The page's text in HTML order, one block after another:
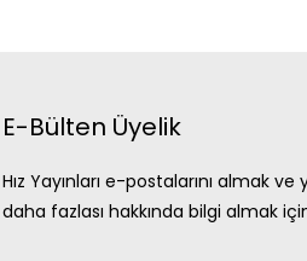
E-Bülten Üyelik
Hız Yayınları e-postalarını almak
daha fazlası hakkında bilgi almak